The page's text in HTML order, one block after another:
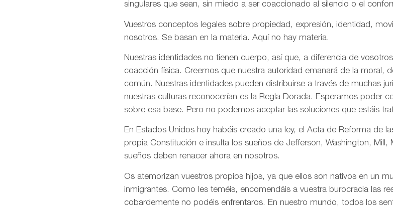
singulares que sean, sin miedo a ser coaccionado al silencio o el
Vuestros conceptos legales sobre propiedad, expresión, identidad,
nosotros. Se basan en la materia. Aquí no hay materia.
Nuestras identidades no tienen cuerpo, así que, a diferencia de
coacción física. Creemos que nuestra autoridad emanará de la moral,
común. Nuestras identidades pueden distribuirse a través de muchas
nuestras culturas reconocerían es la Regla Dorada. Esperamos poder
sobre esa base. Pero no podemos aceptar las soluciones que estáis
En Estados Unidos hoy habéis creado una ley, el Acta de Reforma de
propia Constitución e insulta los sueños de Jefferson, Washington, Mill,
sueños deben renacer ahora en nosotros.
Os atemorizan vuestros propios hijos, ya que ellos son nativos en un
inmigrantes. Como les teméis, encomendáis a vuestra burocracia las
cobardemente no podéis enfrentaros. En nuestro mundo, todos los